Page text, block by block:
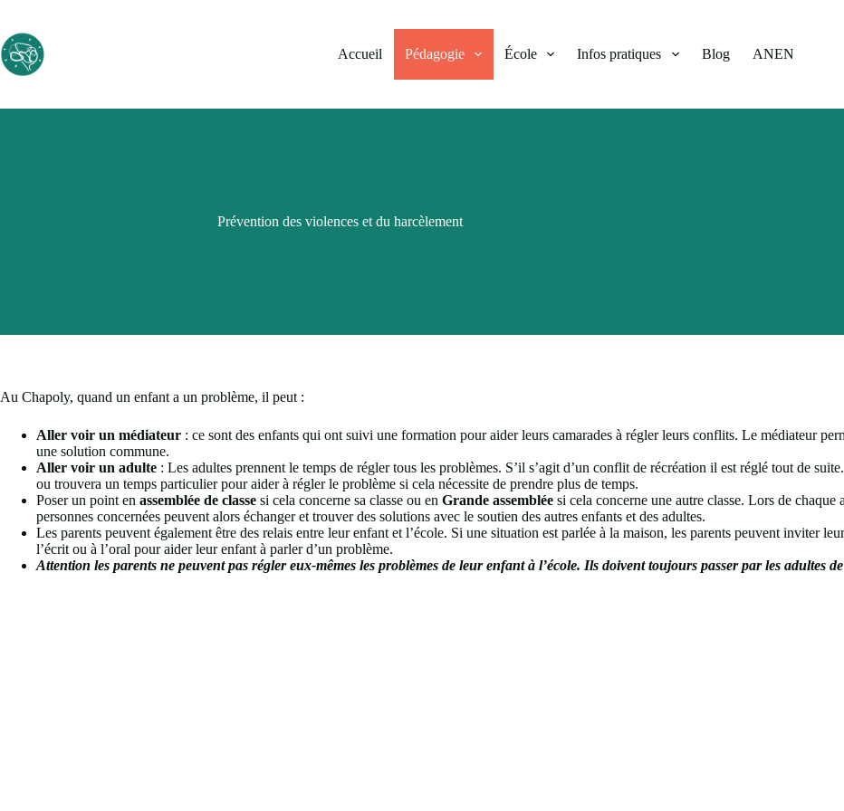
contenu
Accueil
Pédagogie École Infos pratiques Blog ANEN
Prévention des violences et du harcèlement
Au Chapoly, quand un enfant a un problème, il peut :
Aller voir un médiateur : ce sont des enfants qui ont suivi une formation pour aider leurs camarades à régler leurs conflits. Le médiateur
une solution commune.
Aller voir un adulte : Les adultes prennent le temps de régler tous les problèmes. S’il s’agit d’un conflit de récréation il est réglé tout de
ou trouvera un temps particulier pour aider à régler le problème si cela nécessite de prendre plus de temps.
Poser un point en assemblée de classe si cela concerne sa classe ou en Grande assemblée si cela concerne une autre classe. Lors de
personnes concernées peuvent alors échanger et trouver des solutions avec le soutien des autres enfants et des adultes.
Les parents peuvent également être des relais entre leur enfant et l’école. Si une situation est parlée à la maison, les parents peuvent inviter
l’écrit ou à l’oral pour aider leur enfant à parler d’un problème.
Attention les parents ne peuvent pas régler eux-mêmes les problèmes de leur enfant à l’école. Ils doivent toujours passer par les adultes de